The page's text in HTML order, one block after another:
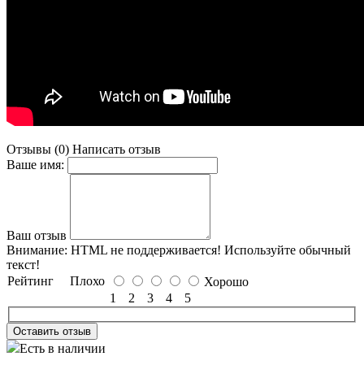
Отзывы (0) Написать отзыв
Ваше имя:
Ваш отзыв
Внимание: HTML не поддерживается! Используйте обычный
текст!
Рейтинг Плохо
Хорошо
1
2 3 4 5
Оставить отзыв
Есть в наличии